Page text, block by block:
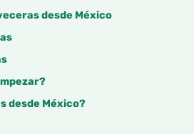
desde México
desde México?